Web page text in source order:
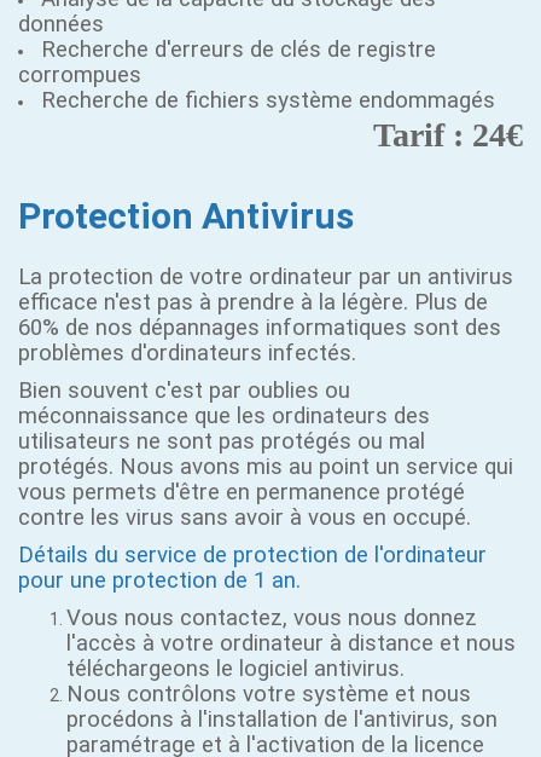
données
Recherche d'erreurs de clés de registre
corrompues
Recherche de fichiers système endommagés
Tarif : 24€
Protection Antivirus
La protection de votre ordinateur par un antivirus
efficace n'est pas à prendre à la légère. Plus de
60% de nos dépannages informatiques sont des
problèmes d'ordinateurs infectés.
Bien souvent c'est par oublies ou
méconnaissance que les ordinateurs des
utilisateurs ne sont pas protégés ou mal
protégés. Nous avons mis au point un service qui
vous permets d'être en permanence protégé
contre les virus sans avoir à vous en occupé.
Détails du service de protection de l'ordinateur
pour une protection de 1 an.
Vous nous contactez, vous nous donnez
l'accès à votre ordinateur à distance et nous
téléchargeons le logiciel antivirus.
Nous contrôlons votre système et nous
procédons à l'installation de l'antivirus, son
paramétrage et à l'activation de la licence